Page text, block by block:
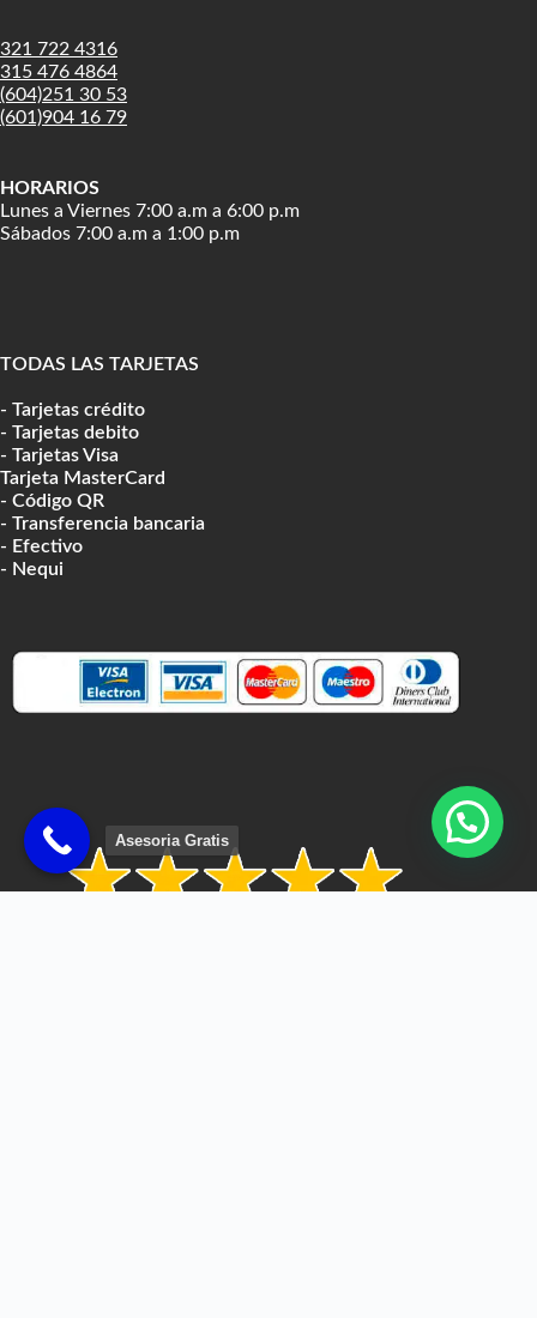
321 722 4316
315 476 4864
(604)251 30 53
(601)904 16 79
HORARIOS
Lunes a Viernes 7:00 a.m a 6:00 p.m
Sábados 7:00 a.m a 1:00 p.m
TODAS LAS TARJETAS
- Tarjetas crédito
- Tarjetas debito
- Tarjetas Visa
Tarjeta MasterCard
- Código QR
- Transferencia bancaria
- Efectivo
- Nequi
Asesoria Gratis